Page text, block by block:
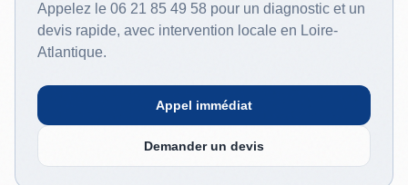
Appelez le 06 21 85 49 58 pour un diagnostic et un
devis rapide, avec intervention locale en Loire-
Atlantique.
Appel immédiat
Demander un devis